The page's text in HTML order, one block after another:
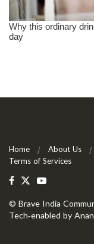
Home About Us
Terms of Services
© Brave India
Tech-enabled by